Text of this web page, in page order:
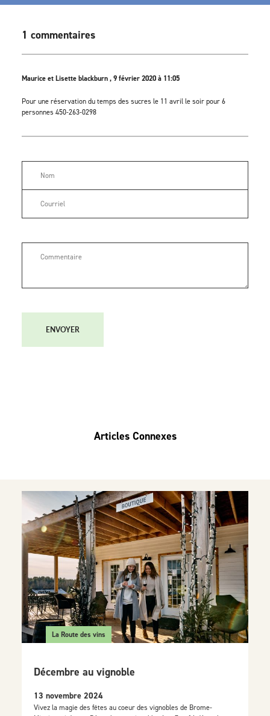
1 commentaires
Maurice et Lisette blackburn , 9 février 2020 à 11:05
Pour une réservation du temps des sucres le 11 avril le soir pour 6
personnes 450-263-0298
ENVOYER
Articles Connexes
La Route des vins
Décembre au vignoble
13 novembre 2024
Vivez la magie des fêtes au coeur des vignobles de Brome-